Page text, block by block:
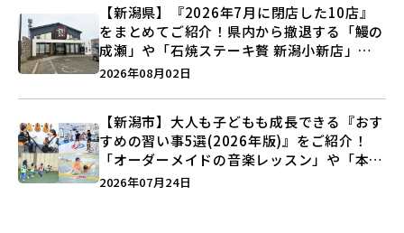
【新潟県】『2026年7月に閉店した10店』
をまとめてご紹介！県内から撤退する「鰻の
成瀬」や「石焼ステーキ贅 新潟小新店」が
営業に幕…。
2026年08月02日
【新潟市】大人も子どもも成長できる『おす
すめの習い事5選(2026年版)』をご紹介！
「オーダーメイドの音楽レッスン」や「本格
キックボクシング」で新しい自分を見つけよ
2026年07月24日